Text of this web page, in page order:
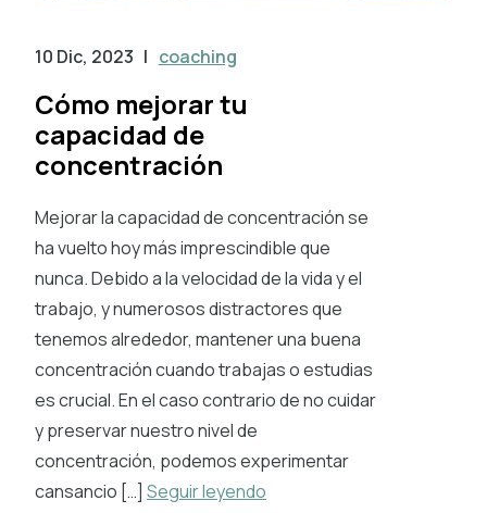
10 Dic, 2023 | coaching
Cómo mejorar tu
capacidad de
concentración
Mejorar la capacidad de concentración se
ha vuelto hoy más imprescindible que
nunca. Debido a la velocidad de la vida y el
trabajo, y numerosos distractores que
tenemos alrededor, mantener una buena
concentración cuando trabajas o estudias
es crucial. En el caso contrario de no cuidar
y preservar nuestro nivel de
concentración, podemos experimentar
cansancio […] Seguir leyendo